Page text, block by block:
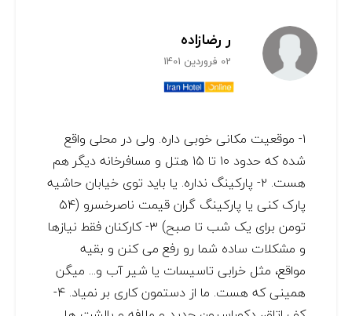
ر رضازاده
02 فروردین 1401
۱- موقعیت مکانی خوبی داره. ولی در محلی واقع
شده که حدود ۱۰ تا ۱۵ هتل و مسافرخانه دیگر هم
هست. ۲- پارکینگ نداره. یا باید توی خیابان حاشیه
پارک کنی یا پارکینگ گران قیمت ناصرخسرو (۵۴
تومن برای یک شب تا صبح) ۳- کارکنان فقط نیازها
و مشکلات ساده شما رو رفع می کنن و بقیه
مواقع، مثل خرابی تاسیسات یا شیر آب و... میگن
همینی که هست. ما از دستمون کاری بر نمیاد. ۴-